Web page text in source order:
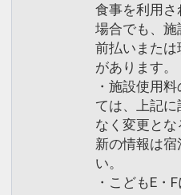
食事を利用
場合でも、
前払いまた
があります。
・施設使用
ては、上記
なく変更と
新の情報は
い。
・こどもE・